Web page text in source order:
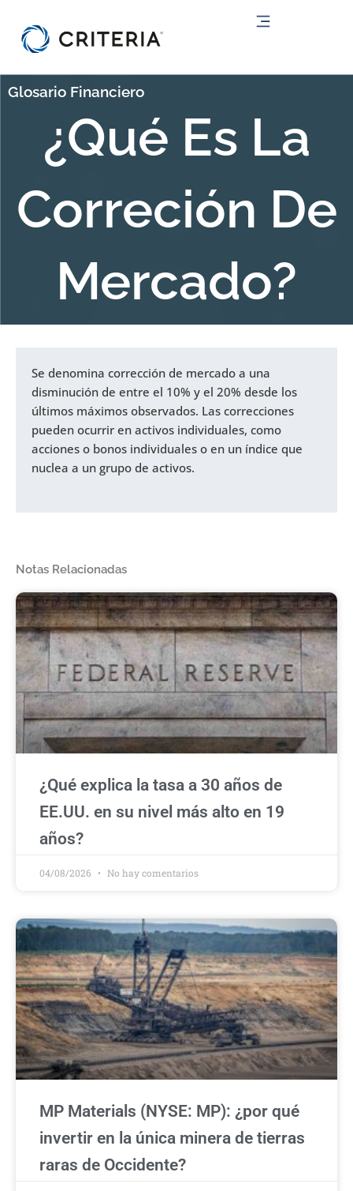
contenido
Glosario Financiero
¿Qué Es La
Correción De
Mercado?
Se denomina corrección de mercado a una
disminución de entre el 10% y el 20% desde los
últimos máximos observados. Las correcciones
pueden ocurrir en activos individuales, como
acciones o bonos individuales o en un índice que
nuclea a un grupo de activos.
Notas Relacionadas
¿Qué explica la tasa a 30 años de
EE.UU. en su nivel más alto en 19
años?
04/08/2026 No hay comentarios
MP Materials (NYSE: MP): ¿por qué
invertir en la única minera de tierras
raras de Occidente?